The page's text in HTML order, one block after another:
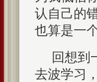
认自己的
也算是一
回想到
去波学习